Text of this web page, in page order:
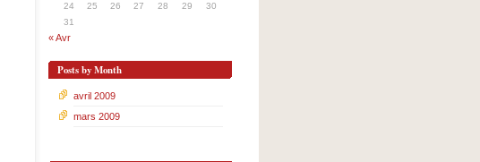
24
25 26 27 28 29
30
31
« Avr
Posts by Month
avril 2009
mars 2009